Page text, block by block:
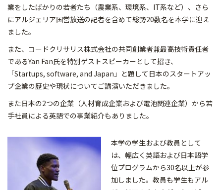
業をしたばかりの若者たち（農業系、環境系、IT系など）、さら
にアルジェリア国営放送の記者を含めて総勢20数名を本学に迎え
ました。
また、コードクリサリス株式会社の共同創業者兼最高技術責任者
であるYan Fan氏を特別ゲストスピーカーとして招き、
「Startups, software, and Japan」と題して日本のスタートアッ
プ企業の歴史や現状についてご講演いただきました。
また日本の2つの企業（人材育成企業および電池関連企業）から若
手社員による英語での事業紹介もありました。
本学の学生および教員として
は、幅広く英語および日本語学
位プログラムから30名以上が参
加しました。教員も学生もアル